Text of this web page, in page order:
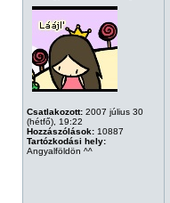
Csatlakozott: 2007 július 30
(hétfő), 19:22
Hozzászólások: 10887
Tartózkodási hely:
Angyalföldön ^^